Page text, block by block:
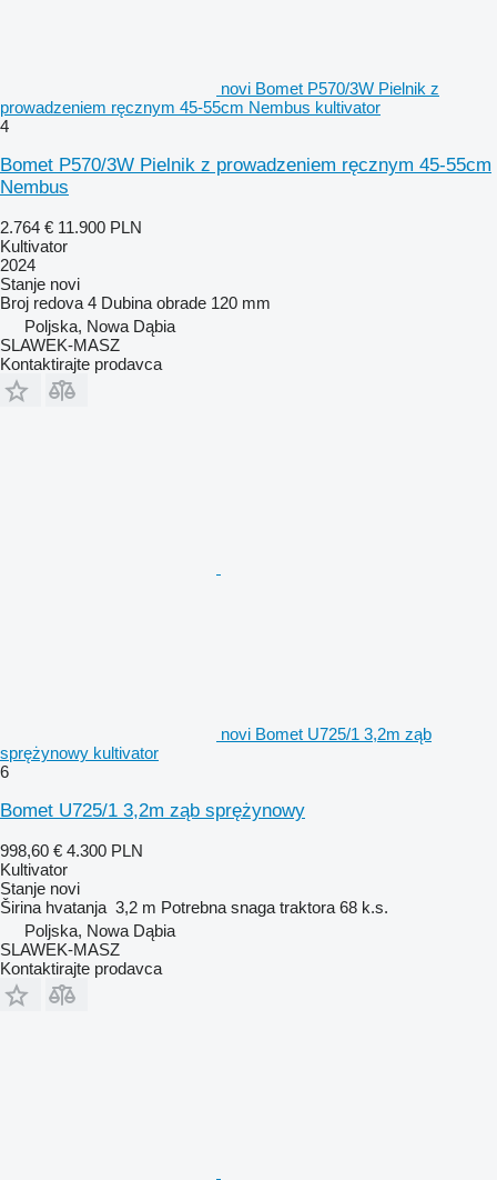
novi Bomet P570/3W Pielnik z
prowadzeniem ręcznym 45-55cm Nembus kultivator
4
Bomet P570/3W Pielnik z prowadzeniem ręcznym 45-55cm
Nembus
2.764 € 11.900 PLN
Kultivator
2024
Stanje novi
Broj redova 4 Dubina obrade 120 mm
Poljska, Nowa Dąbia
SLAWEK-MASZ
Kontaktirajte prodavca
novi Bomet U725/1 3,2m ząb
sprężynowy kultivator
6
Bomet U725/1 3,2m ząb sprężynowy
998,60 € 4.300 PLN
Kultivator
Stanje novi
Širina hvatanja 3,2 m Potrebna snaga traktora 68 k.s.
Poljska, Nowa Dąbia
SLAWEK-MASZ
Kontaktirajte prodavca